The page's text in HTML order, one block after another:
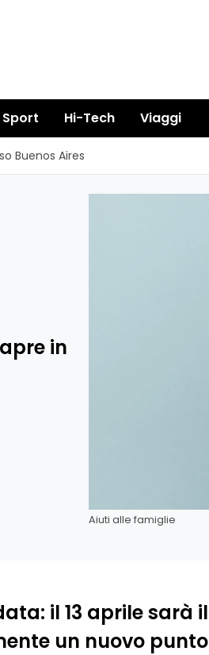
Sport Hi-Tech Viaggi
Buenos Aires
in
Aiuti alle famiglie
il 13 aprile sarà il
un nuovo punto